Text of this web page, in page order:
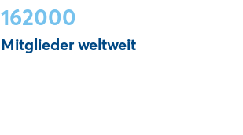
162000
Mitglieder weltweit